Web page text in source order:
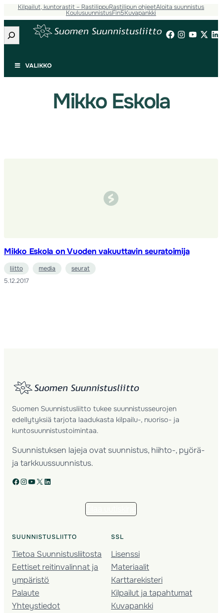
Siirry
sisältöön
Kilpailut, kuntorastit – RastilippuRastilipun ohjeetAloita suunnistus
KoulusuunnistusFin5Kuvapankki
Etsi
VALIKKO
Mikko Eskola
Mikko Eskola on Vuoden vakuuttavin seuratoimija
liitto media
seurat
5.12.2017
Suomen Suunnistusliitto tukee suunnistusseurojen
edellytyksiä tarjota laadukasta kilpailu-, nuoriso- ja
kuntosuunnistustoimintaa.
Suunnistuksen lajeja ovat suunnistus, hiihto-, pyörä-
ja tarkkuussuunnistus.
Facebook Instagram YouTube X LinkedIn
SUUNNISTUSLIITTO
Tietoa Suunnistusliitosta
Eettiset reitinvalinnat ja
ympäristö
Palaute
Yhteystiedot
SSL
Lisenssi
Materiaalit
Karttarekisteri
Kilpailut ja tapahtumat
Kuvapankki